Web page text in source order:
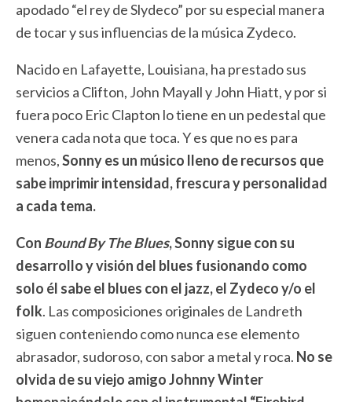
apodado “el rey de Slydeco” por su especial manera
de tocar y sus influencias de la música Zydeco.
Nacido en Lafayette, Louisiana, ha prestado sus
servicios a Clifton, John Mayall y John Hiatt, y por si
fuera poco Eric Clapton lo tiene en un pedestal que
venera cada nota que toca. Y es que no es para
menos,Sonny es un músico lleno de recursos que
sabe imprimir intensidad, frescura y personalidad
a cada tema.
Con Bound By The Blues, Sonny sigue con su
desarrollo y visión del blues fusionando como
solo él sabe el blues con el jazz, el Zydeco y/o el
folk. Las composiciones originales de Landreth
siguen conteniendo como nunca ese elemento
abrasador, sudoroso, con sabor a metal y roca. No se
olvida de su viejo amigo Johnny Winter